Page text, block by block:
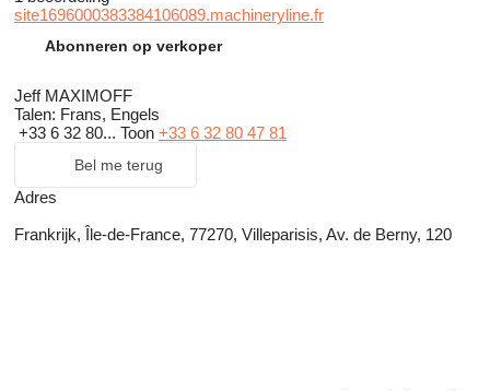
site1696000383384106089.machineryline.fr
Abonneren op verkoper
Jeff MAXIMOFF
Talen: Frans, Engels
+33 6 32 80... Toon +33 6 32 80 47 81
Bel me terug
Adres
Frankrijk, Île-de-France, 77270, Villeparisis, Av. de Berny, 120